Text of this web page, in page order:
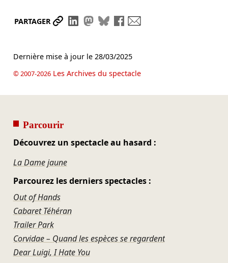
PARTAGER Partager le lien
Partager sur LinkedIn
Partager sur Mastodon
Partager sur Bluesky
Partager sur Facebook
Dernière mise à jour le 28/03/2025
© 2007-2026Les Archives du spectacle
Parcourir
Découvrez un spectacle au hasard :
La Dame jaune
Parcourez les derniers spectacles :
Out of Hands
Cabaret Téhéran
Trailer Park
Corvidae – Quand les espèces se regardent
Dear Luigi, I Hate You